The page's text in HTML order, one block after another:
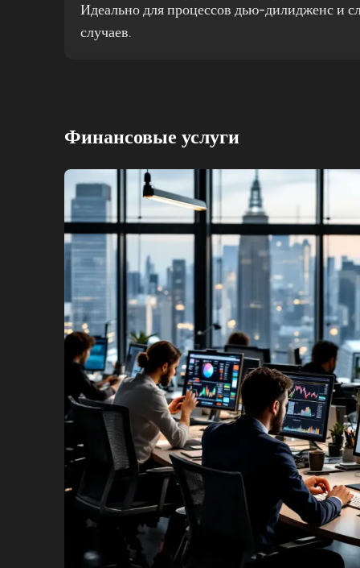
Идеально для процессов дью-дилидженс и
случаев.
Финансовые услуги